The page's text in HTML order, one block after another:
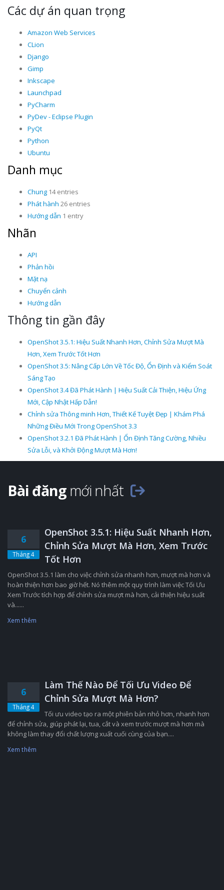
Các dự án quan trọng
Amazon Web Services
CLion
Django
Gimp
Inkscape
Launchpad
PyCharm
PyDev - Eclipse Plugin
PyQt
Python
Ubuntu
Danh mục
Chung 14 entries
Phát hành 26 entries
Hướng dẫn 1 entry
Nhãn
API
Phản hồi
Mặt nạ
Chuyển cảnh
Hướng dẫn
Thông tin gần đây
OpenShot 3.5.1: Hiệu Suất Nhanh Hơn, Chỉnh Sửa Mượt Mà
Hơn, Xem Trước Tốt Hơn
OpenShot 3.5: Nâng Cấp Lớn Về Tốc Độ, Ổn Định và Kiểm Soát
Sáng Tạo
OpenShot 3.4 Đã Phát Hành | Hiệu Suất Cải Thiện, Hiệu Ứng
Mới, Cập Nhật Hấp Dẫn!
Chỉnh sửa Thông minh Hơn, Thiết Kế Tuyệt Đẹp | Khám Phá
Những Điều Mới Trong OpenShot 3.3
OpenShot 3.2.1 Đã Phát Hành | Ổn Định Tăng Cường, Nhiều
Sửa Lỗi, và Khởi Động Mượt Mà Hơn!
Bài đăng mới nhất
6
Tháng 4
OpenShot 3.5.1: Hiệu Suất Nhanh Hơn,
Chỉnh Sửa Mượt Mà Hơn, Xem Trước
Tốt Hơn
OpenShot 3.5.1 làm cho việc chỉnh sửa nhanh hơn, mượt mà hơn và
hoàn thiện hơn bao giờ hết. Nó thêm một quy trình làm việc Tối Ưu
Xem Trước tích hợp để chỉnh sửa mượt mà hơn, cải thiện hiệu suất
và......
Xem thêm
6
Tháng 4
Làm Thế Nào Để Tối Ưu Video Để
Chỉnh Sửa Mượt Mà Hơn?
Tối ưu video tạo ra một phiên bản nhỏ hơn, nhanh hơn
để chỉnh sửa, giúp phát lại, tua, cắt và xem trước mượt mà hơn mà
không làm thay đổi chất lượng xuất cuối cùng của bạn....
Xem thêm